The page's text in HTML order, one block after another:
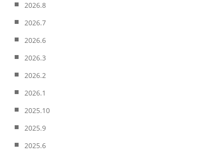
2026.8
2026.7
2026.6
2026.3
2026.2
2026.1
2025.10
2025.9
2025.6